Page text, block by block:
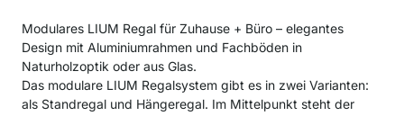
Modulares LIUM Regal für Zuhause + Büro – elegantes
Design mit Aluminiumrahmen und Fachböden in
Naturholzoptik oder aus Glas.
Das modulare LIUM Regalsystem gibt es in zwei Varianten:
als Standregal und Hängeregal. Im Mittelpunkt steht der